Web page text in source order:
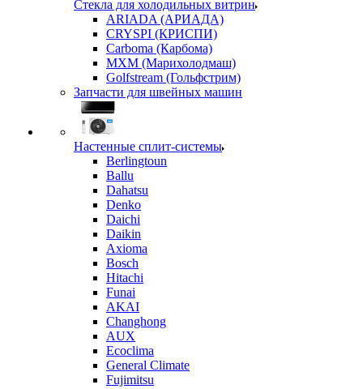
Стекла для холодильных витрин
ARIADA (АРИАДА)
CRYSPI (КРИСПИ)
Carboma (Карбома)
MXM (Марихолодмаш)
Golfstream (Гольфстрим)
Запчасти для швейных машин
Настенные сплит-системы
Berlingtoun
Ballu
Dahatsu
Denko
Daichi
Daikin
Axioma
Bosch
Hitachi
Funai
AKAI
Changhong
AUX
Ecoclima
General Climate
Fujimitsu